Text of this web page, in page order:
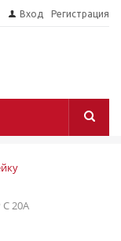
Вход Регистрация
20A